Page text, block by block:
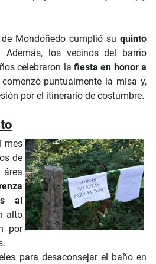
Mondoñedo cumplió su quinto
Además, los vecinos del barrio
celebraron la fiesta en honor a
puntualmente la misa y,
por el itinerario de costumbre.
mes
de
al
alto
por
para desaconsejar el baño en